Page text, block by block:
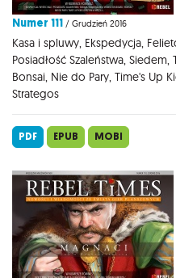
Numer 111 / Grudzień 2016
Kasa i spluwy, Ekspedycja,
Posiadłość Szaleństwa,
Bonsai, Nie do Pary, Time's Up
Strategos
PDF EPUB MOBI